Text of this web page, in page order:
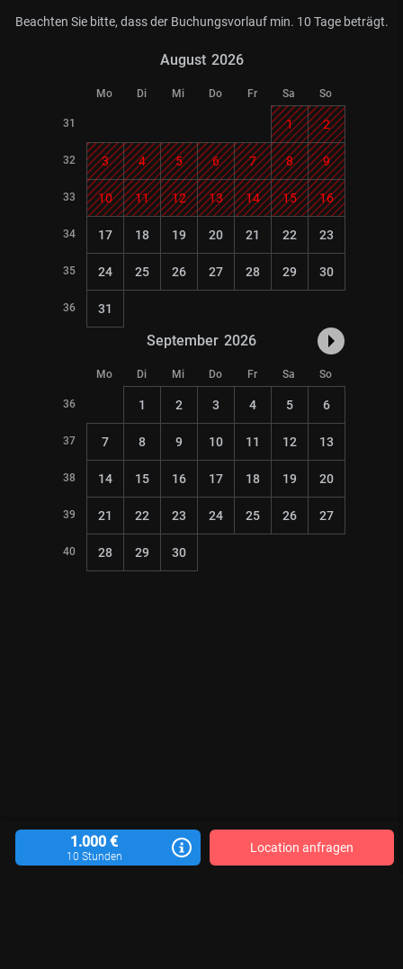
Beachten Sie bitte, dass der Buchungsvorlauf min. 10 Tage beträgt.
August 2026
Mo Di Mi Do Fr Sa So
31 1 2
32 3 4 5 6 7 8 9
33 10 11 12 13 14 15 16
34 17 18 19 20 21 22 23
35 24 25 26 27 28 29 30
36 31
September 2026
Mo Di Mi Do Fr Sa So
36 1 2 3 4 5 6
37 7 8 9 10 11 12 13
38 14 15 16 17 18 19 20
39 21 22 23 24 25 26 27
40 28 29 30
1.000 €
10 Stunden
Location anfragen